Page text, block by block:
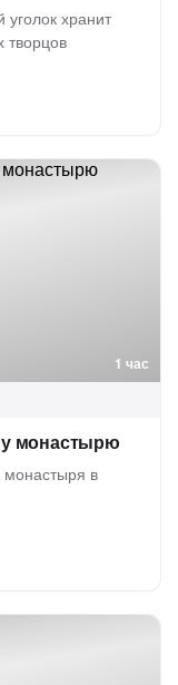
уголок хранит
творцов
1 час
монастырю
монастыря в